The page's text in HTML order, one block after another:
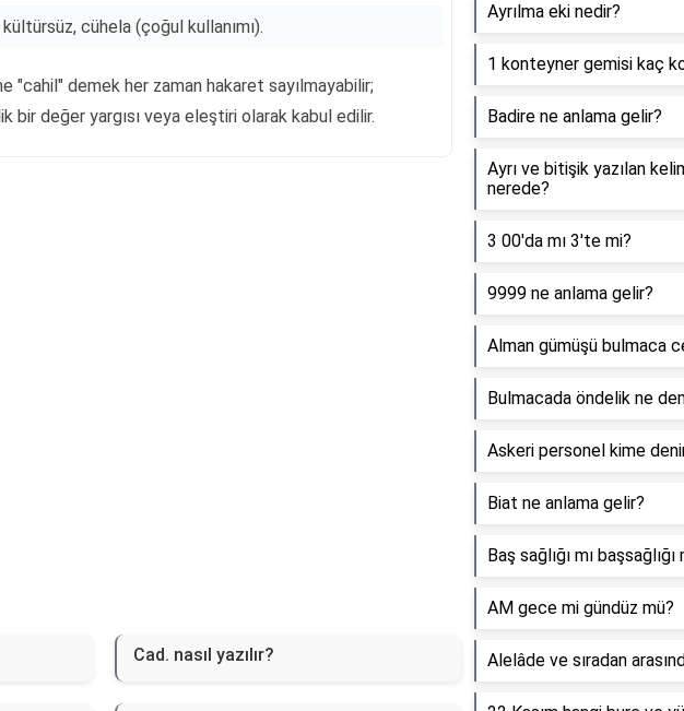
kültürsüz, cühela (çoğul kullanımı).
"cahil" demek her zaman hakaret sayılmayabilir;
bir değer yargısı veya eleştiri olarak kabul edilir.
Cad. nasıl yazılır?
Ayrılma eki nedir?
1 konteyner gemisi kaç
Badire ne anlama gelir?
Ayrı ve bitişik yazılan
nerede?
3 00'da mı 3'te mi?
9999 ne anlama gelir?
Alman gümüşü bulmaca
Bulmacada öndelik ne
Askeri personel kime
Biat ne anlama gelir?
Baş sağlığı mı başsağlığı
AM gece mi gündüz mü?
Alelâde ve sıradan